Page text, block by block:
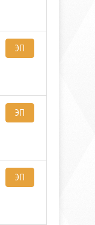
ЭП
ЭП
ЭП